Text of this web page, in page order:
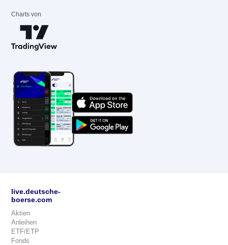
Charts von
live.deutsche-
boerse.com
Aktien
Anleihen
ETF/ETP
Fonds